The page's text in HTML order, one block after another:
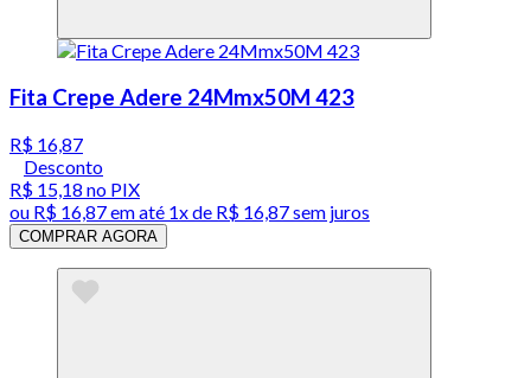
Fita Crepe Adere 24Mmx50M 423
R$ 16,87
Desconto
R$ 15,18 no PIX
ou R$ 16,87em até 1x de R$ 16,87sem juros
COMPRAR AGORA